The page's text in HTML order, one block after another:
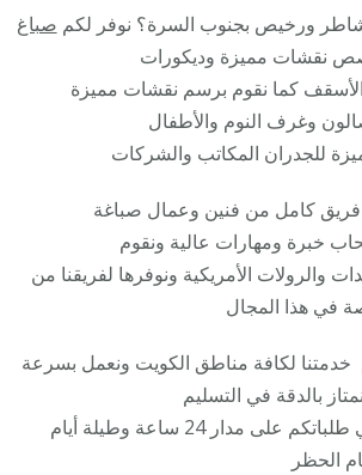
ورخيص بجنوب السرة؟ نوفر لكم صباغ
نقشات مميزة وديكورات
كما نقوم برسم نقشات مميزة
وغرف النوم والأطفال
للجدران المكاتب والشركات
كامل من فنين وعمال صباغة
خبرة ومهارات عالية ونقوم
والرولات الأمريكية ونوفرها لفريقنا من
في هذا المجال
خدمتنا لكافة مناطق الكويت ونعمل بسرعة
بالدقة في التسليم
واحترام المواعيد نلبي طلباتكم على مدار 24 ساعة وطيلة أيام
الحظر